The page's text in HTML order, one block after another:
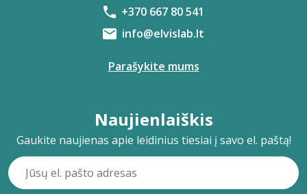
+370 667 80 541
info@elvislab.lt
Parašykite mums
Naujienlaiškis
Gaukite naujienas apie leidinius tiesiai į savo el. paštą!